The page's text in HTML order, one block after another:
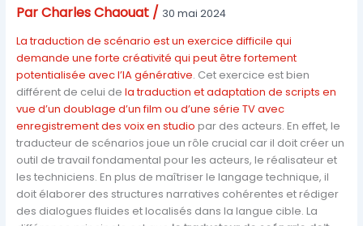
ParCharles Chaouat / 30 mai 2024
La traduction de scénario est un exercice difficile qui
demande une forte créativité qui peut être fortement
potentialisée avec l’IA générative. Cet exercice est bien
différent de celui dela traduction et adaptation de scripts en
vue d’un doublage d’un film ou d’une série TV avec
enregistrement des voix en studio par des acteurs. En effet, le
traducteur de scénarios joue un rôle crucial car il doit créer un
outil de travail fondamental pour les acteurs, le réalisateur et
les techniciens. En plus de maîtriser le langage technique, il
doit élaborer des structures narratives cohérentes et rédiger
des dialogues fluides et localisés dans la langue cible. La